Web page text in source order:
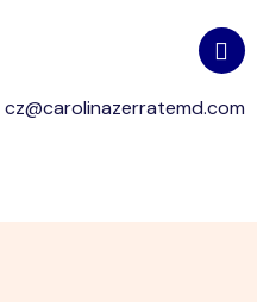
cz@carolinazerratemd.com